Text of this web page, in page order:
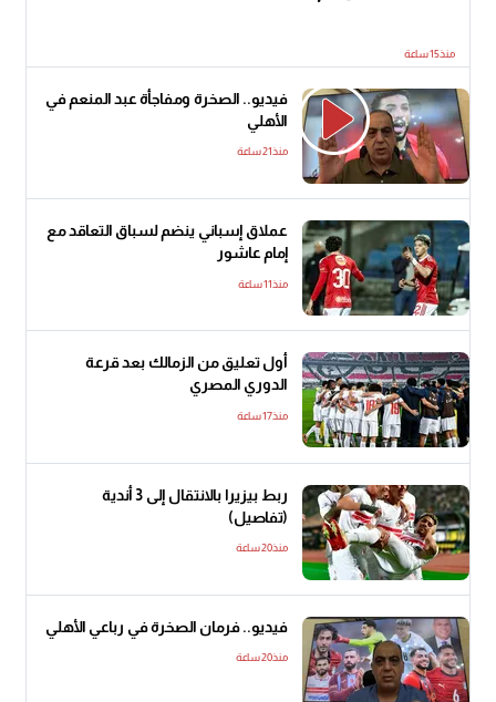
منذ15 ساعة
فيديو.. الصخرة ومفاجأة عبد المنعم في
الأهلي
منذ21 ساعة
عملاق إسباني ينضم لسباق التعاقد مع
إمام عاشور
منذ11 ساعة
أول تعليق من الزمالك بعد قرعة
الدوري المصري
منذ17 ساعة
ربط بيزيرا بالانتقال إلى 3 أندية
(تفاصيل)
منذ20 ساعة
فيديو.. فرمان الصخرة في رباعي الأهلي
منذ20 ساعة